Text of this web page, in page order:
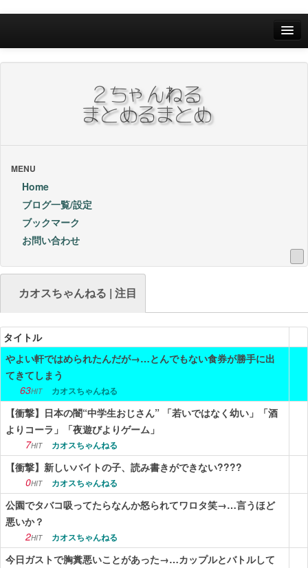
Home
ブックマーク
24Hランキング
昨日のランキング
1週間内ランキング
1ヶ月内ランキング
ニュース
エンタメ
スポーツ
漫画・アニメ
ゲーム
Vtuber
趣味
生活
アダルト
MENU
Home
ブログ一覧/設定
ブックマーク
お問い合わせ
カオスちゃんねる | 注目
タイトル
やよい軒ではめられたんだが→…とんでもない食券が勝手に出
てきてしまう
63HIT カオスちゃんねる
【衝撃】日本の闇“中学生おじさん” 「若いではなく幼い」「酒
よりコーラ」「夜遊びよりゲーム」
7HIT カオスちゃんねる
【衝撃】新しいバイトの子、読み書きができない????
0HIT カオスちゃんねる
公園でタバコ吸ってたらなんか怒られてワロタ笑→…言うほど
悪いか？
2HIT カオスちゃんねる
今日ガストで胸糞悪いことがあった→…カップルとバトルして